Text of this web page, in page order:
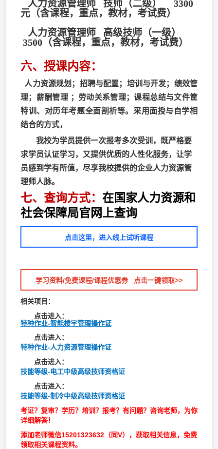
人力资源管理师 技师 （二级）
3300
元（含课程，重点，教材，考试费）
人力资源管理师 高级技师 （一级）
3500（含课程，重点，教材，考试费）
六、授课内容：
人力资源规划；招聘与配置；培训与开发；绩效管
理；薪酬管理 ；劳动关系管理；课程总结与文件筐
特训、对历年考题全面剖析等。采用面授与自学相
结合的方式，
我校为学员提供一次报考多次受训，既严格要
求学员认证学习，又提供优质的人性化服务，让学
员感到学有所值，尽享我校提供的企业人力资源管
理师人脉。
七、查询方式： 在国家人力资源和
社会保障局官网上查询
点击这里，进入线上试听课程
学习资料/免费课程/课程优惠券 点击一键领取>>
相关项目：
点击进入：
特种作业-智能楼宇管理操作证
点击进入：
特种作业-人力资源管理操作证
点击进入：
技能等级-电工中级高级技师资格证
点击进入：
技能等级-制冷中级高级技师资格证
考证？复审？学历？培训？报考？有问题？咨询老师，为你
详细解答！
添加老师微信15201323632 （同V），获取相关信息，免费
领取相关课程资料。